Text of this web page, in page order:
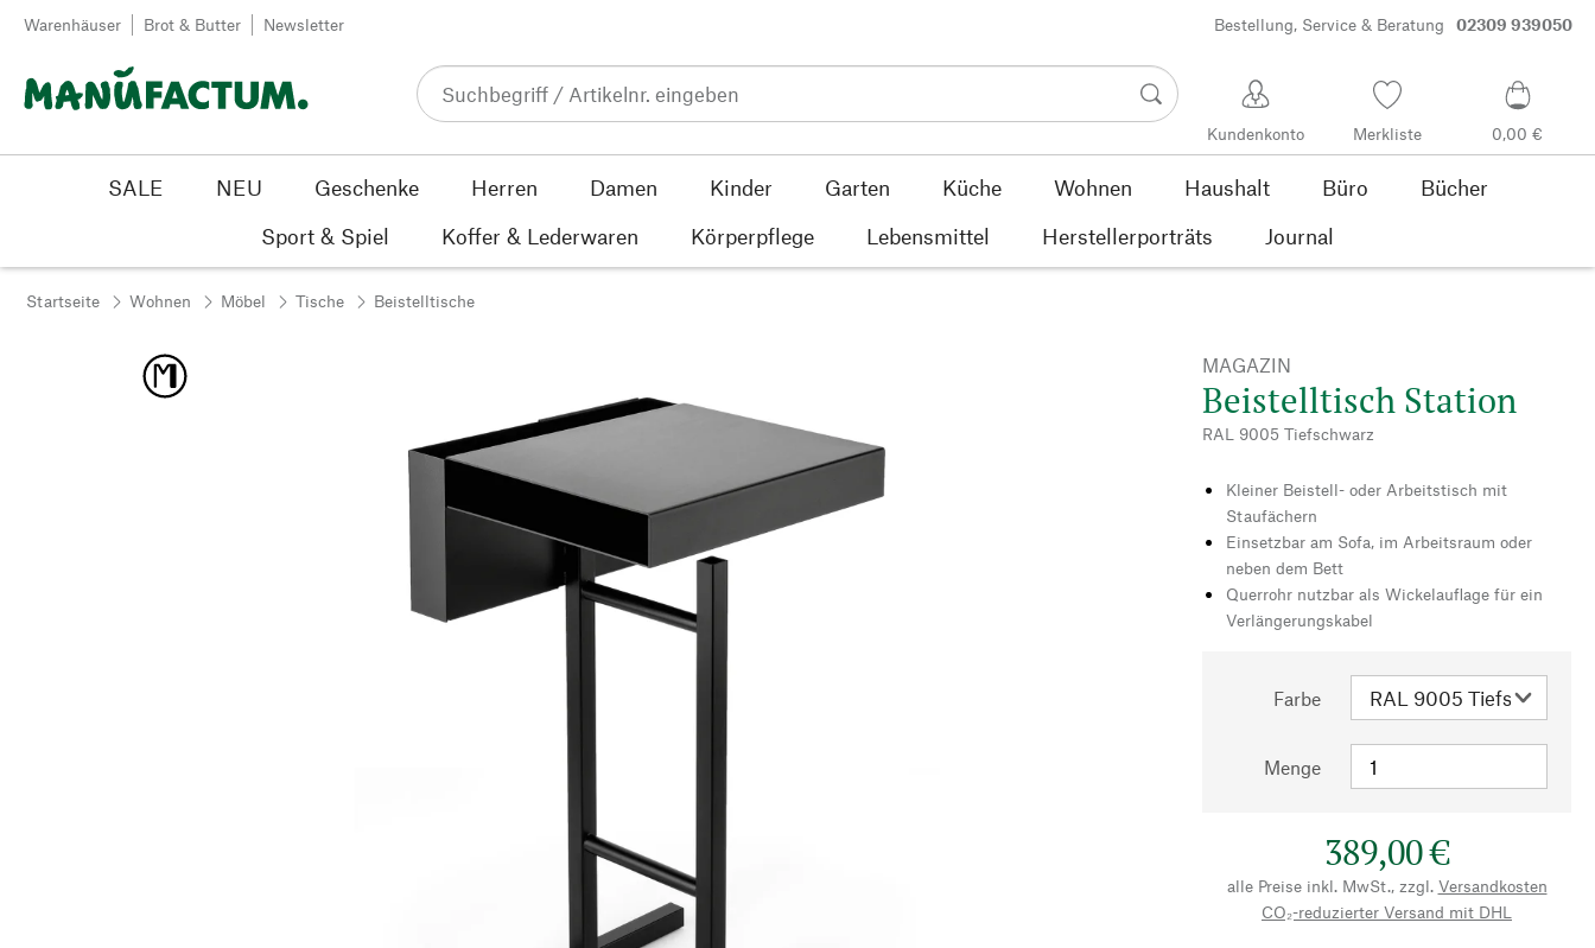
Zum Inhalt springen
Warenhäuser Brot & Butter Newsletter Bestellung, Service & Beratung 02309 939050
Kundenkonto Merkliste 0,00 €
SALE NEU Geschenke Herren Damen Kinder Garten Küche Wohnen Haushalt Büro
Bücher
Sport & Spiel
Koffer & Lederwaren Körperpflege Lebensmittel Herstellerporträts Journal
Startseite Wohnen Möbel Tische Beistelltische
MAGAZIN
Beistelltisch Station
RAL 9005 Tiefschwarz
Kleiner Beistell- oder Arbeitstisch mit
Staufächern
Einsetzbar am Sofa, im Arbeitsraum oder
neben dem Bett
Querrohr nutzbar als Wickelauflage für ein
Verlängerungskabel
Farbe
Menge
389,00 €
alle Preise inkl. MwSt., zzgl. Versandkosten
CO₂-reduzierter Versand mit DHL